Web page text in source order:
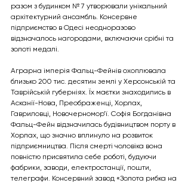
разом з будинком № 7 утворювали унікальний
архітектурний ансамбль. Консервне
підприємство в Одесі неодноразово
відзначалось нагородами, включаючи срібні та
золоті медалі.
Аграрна імперія Фальц-Фейнів охоплювала
близько 200 тис. десятин землі у Херсонській та
Таврійській губерніях. Їх маєтки знаходились в
Асканії-Нова, Преображенці, Хорлах,
Гавриловці, Новочерномор’ї. Софія Богданівна
Фальц-Фейн відзначилась будівництвом порту в
Хорлах, що значно вплинуло на розвиток
підприємництва. Після смерті чоловіка вона
повністю присвятила себе роботі, будуючи
фабрики, заводи, електростанції, пошти,
телеграфи. Консервний завод «Золота рибка на